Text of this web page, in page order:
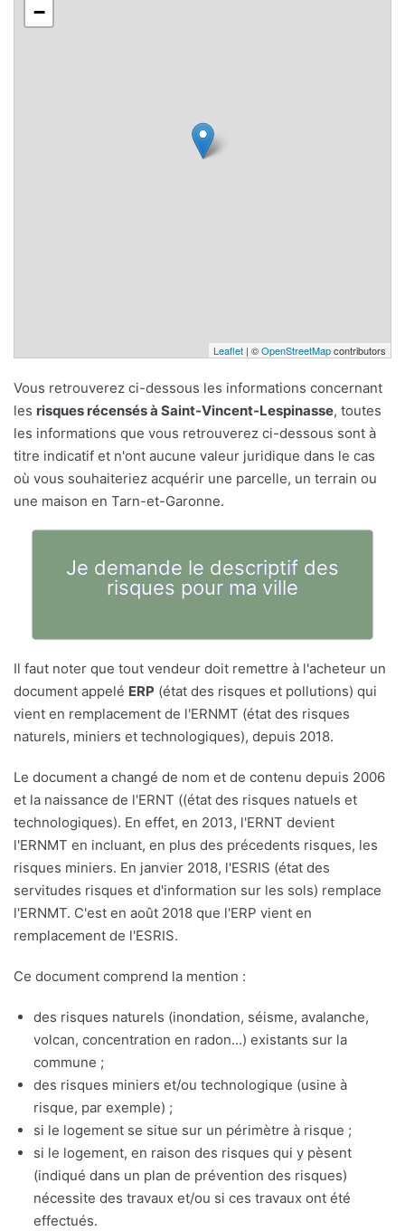
−
Leaflet | ©OpenStreetMapcontributors
Vous retrouverez ci-dessous les informations concernant
les risques récensés à Saint-Vincent-Lespinasse, toutes
les informations que vous retrouverez ci-dessous sont à
titre indicatif et n'ont aucune valeur juridique dans le cas
où vous souhaiteriez acquérir une parcelle, un terrain ou
une maison en Tarn-et-Garonne.
Je demande le descriptif des
risques pour ma ville
Il faut noter que tout vendeur doit remettre à l'acheteur un
document appelé ERP (état des risques et pollutions) qui
vient en remplacement de l'ERNMT (état des risques
naturels, miniers et technologiques), depuis 2018.
Le document a changé de nom et de contenu depuis 2006
et la naissance de l'ERNT ((état des risques natuels et
technologiques). En effet, en 2013, l'ERNT devient
l'ERNMT en incluant, en plus des précedents risques, les
risques miniers. En janvier 2018, l'ESRIS (état des
servitudes risques et d'information sur les sols) remplace
l'ERNMT. C'est en août 2018 que l'ERP vient en
remplacement de l'ESRIS.
Ce document comprend la mention :
des risques naturels (inondation, séisme, avalanche,
volcan, concentration en radon...) existants sur la
commune ;
des risques miniers et/ou technologique (usine à
risque, par exemple) ;
si le logement se situe sur un périmètre à risque ;
si le logement, en raison des risques qui y pèsent
(indiqué dans un plan de prévention des risques)
nécessite des travaux et/ou si ces travaux ont été
effectués.